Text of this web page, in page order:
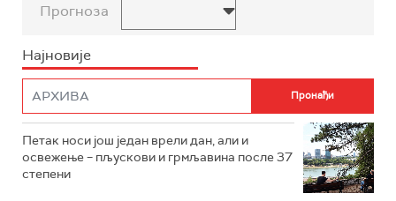
Прогноза
Најновије
Петак носи још један врели дан, али и
освежење – пљускови и грмљавина после 37
степени